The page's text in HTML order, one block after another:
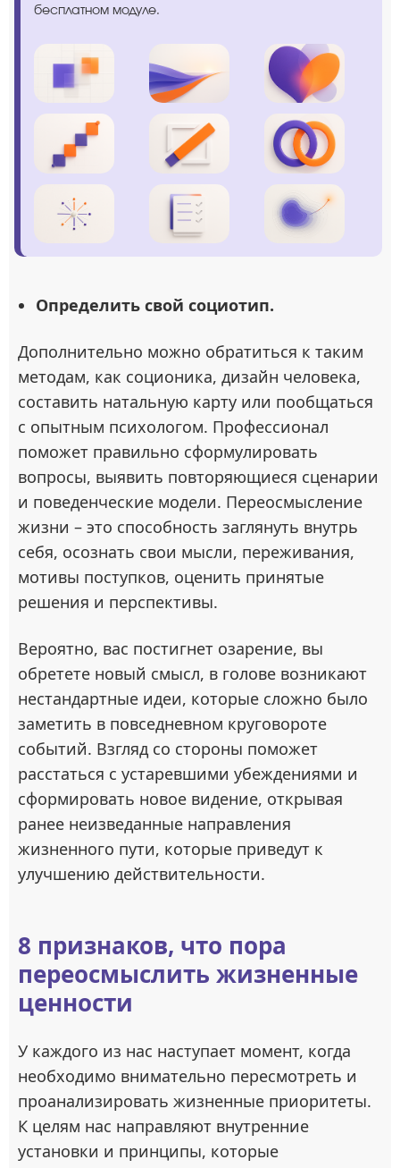
бесплатном модуле.
Определить свой социотип.
Дополнительно можно обратиться к таким
методам, как соционика, дизайн человека,
составить натальную карту или пообщаться
с опытным психологом. Профессионал
поможет правильно сформулировать
вопросы, выявить повторяющиеся сценарии
и поведенческие модели. Переосмысление
жизни – это способность заглянуть внутрь
себя, осознать свои мысли, переживания,
мотивы поступков, оценить принятые
решения и перспективы.
Вероятно, вас постигнет озарение, вы
обретете новый смысл, в голове возникают
нестандартные идеи, которые сложно было
заметить в повседневном круговороте
событий. Взгляд со стороны поможет
расстаться с устаревшими убеждениями и
сформировать новое видение, открывая
ранее неизведанные направления
жизненного пути, которые приведут к
улучшению действительности.
8 признаков, что пора
переосмыслить жизненные
ценности
У каждого из нас наступает момент, когда
необходимо внимательно пересмотреть и
проанализировать жизненные приоритеты.
К целям нас направляют внутренние
установки и принципы, которые